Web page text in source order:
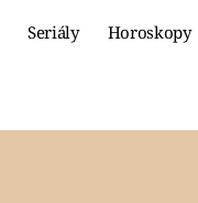
Seriály Horoskopy